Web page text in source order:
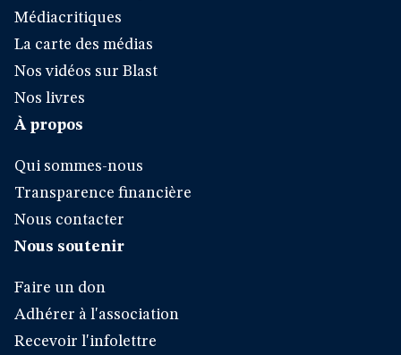
Médiacritiques
La carte des médias
Nos vidéos sur Blast
Nos livres
À propos
Qui sommes-nous
Transparence financière
Nous contacter
Nous soutenir
Faire un don
Adhérer à l'association
Recevoir l'infolettre